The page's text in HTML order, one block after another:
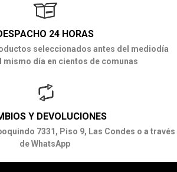
24 HORAS
seleccionados antes del mediodía
mismo día en cientos de comunas
Y DEVOLUCIONES
7331, Piso 9, Las Condes o a través
de WhatsApp